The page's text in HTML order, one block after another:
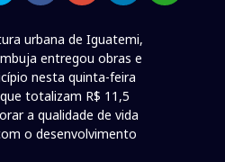
urbana de Iguatemi,
entregou obras e
nesta quinta-feira
totalizam R$ 11,5
a qualidade de vida
o desenvolvimento